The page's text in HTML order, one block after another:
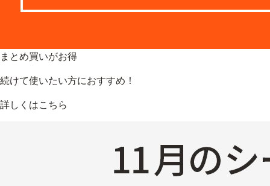
まとめ買いがお得
続けて使いたい方におすすめ！
詳しくはこちら